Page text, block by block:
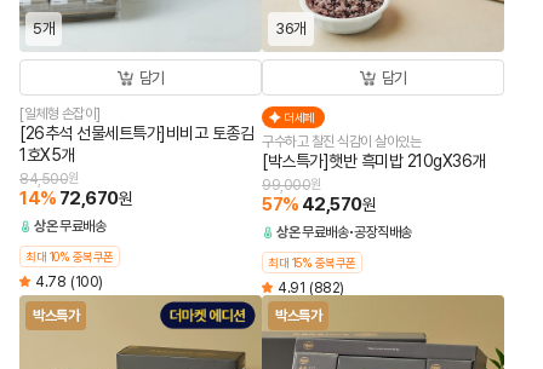
5개
담기
[일체형 손잡이]
[26추석 선물세트특가]비비고 토종김
1호X5개
84,500원
14% 72,670원
상온무료배송
최대 10% 중복쿠폰
4.78 (100)
36개
담기
더세페
구수하고 찰진 식감이 살아있는
[박스특가]햇반 흑미밥 210gX36개
99,000원
57% 42,570원
상온무료배송 공장직배송
최대 15% 중복쿠폰
4.91 (882)
박스특가
박스특가